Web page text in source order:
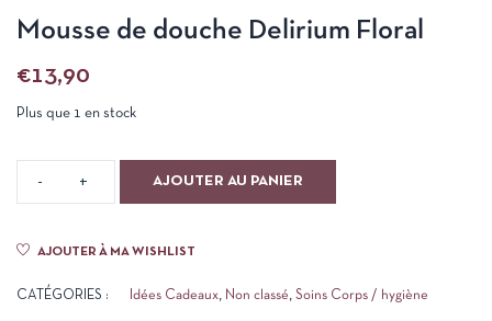
Mousse de douche Delirium Floral
€13,90
Plus que 1 en stock
AJOUTER AU PANIER
AJOUTER À MA WISHLIST
CATÉGORIES : Idées Cadeaux, Non classé, Soins Corps / hygiène